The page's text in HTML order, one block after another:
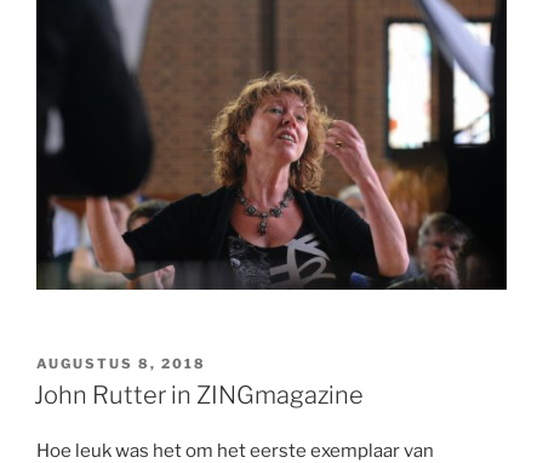
GEPLAATST
OP
AUGUSTUS 8, 2018
John Rutter in ZINGmagazine
Hoe leuk was het om het eerste exemplaar van